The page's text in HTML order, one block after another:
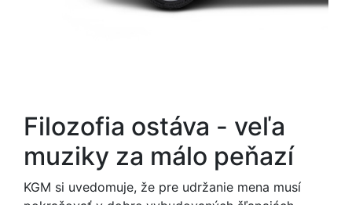
Filozofia ostáva - veľa
muziky za málo peňazí
KGM si uvedomuje, že pre udržanie mena musí